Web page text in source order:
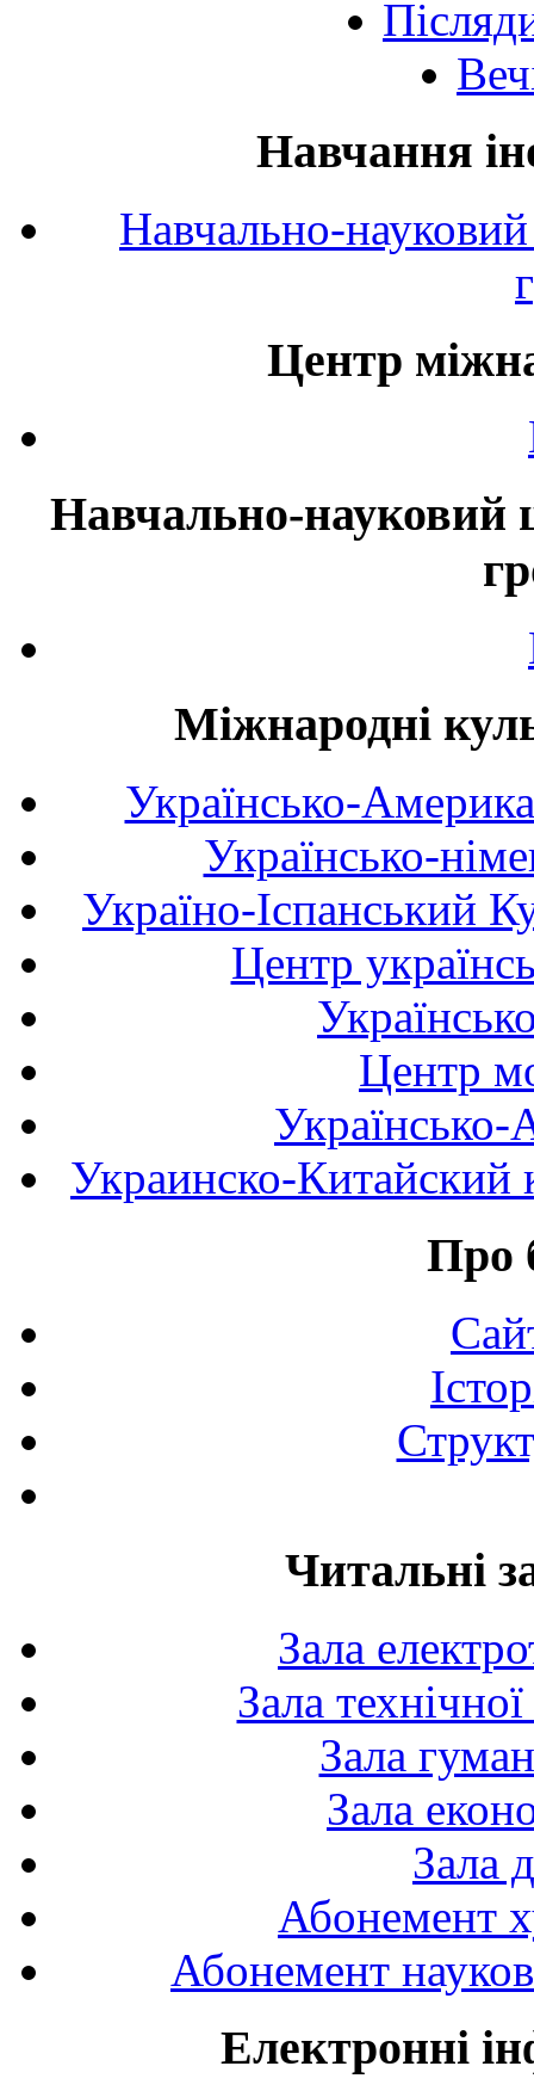
Навчання
Навчально-
Центр
Навчально-науковий
Міжнародні
Українсько-
Українсько-
Україно-Іспанський
Центр
Центр
Українсько-
Украинско-Китайский
Про
Читальні
Зала
Зала
Зала
Зала
Зала
Абонемент
Абонемент
Електронні